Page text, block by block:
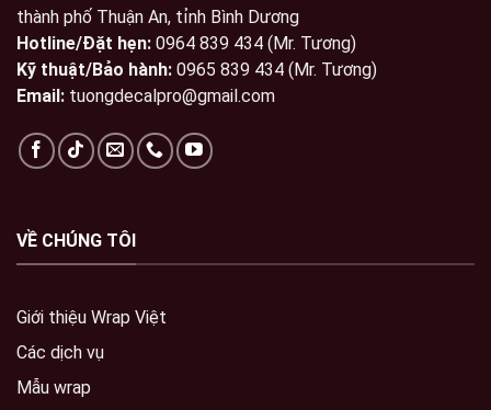
thành phố Thuận An, tỉnh Bình Dương
Hotline/Đặt hẹn: 0964 839 434 (Mr. Tương)
Kỹ thuật/Bảo hành: 0965 839 434 (Mr. Tương)
Email: tuongdecalpro@gmail.com
VỀ CHÚNG TÔI
Giới thiệu Wrap Việt
Các dịch vụ
Mẫu wrap